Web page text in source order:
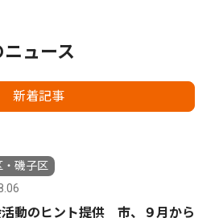
ュース
新着記事
・磯子区
活動のヒント提供 市、９月から